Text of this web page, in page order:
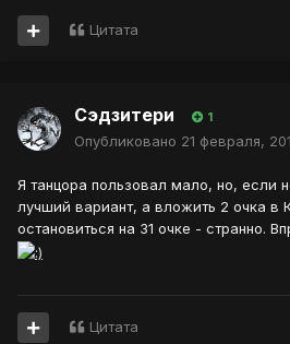
Цитата
Сэдзитери 1
Опубликовано 21 февраля,
Я танцора пользовал мало, но, если
лучший вариант, а вложить 2 очка в
остановиться на 31 очке - странно.
Цитата